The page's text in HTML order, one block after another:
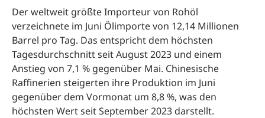
Der weltweit größte Importeur von Rohöl
verzeichnete im Juni Ölimporte von 12,14 Millionen
Barrel pro Tag. Das entspricht dem höchsten
Tagesdurchschnitt seit August 2023 und einem
Anstieg von 7,1 % gegenüber Mai. Chinesische
Raffinerien steigerten ihre Produktion im Juni
gegenüber dem Vormonat um 8,8 %, was den
höchsten Wert seit September 2023 darstellt.